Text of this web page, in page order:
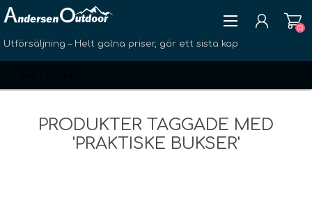
Utförsäljning – Helt galna priser, gör ett sista kap
(0)
PRODUKTER TAGGADE MED
'PRAKTISKE BUKSER'